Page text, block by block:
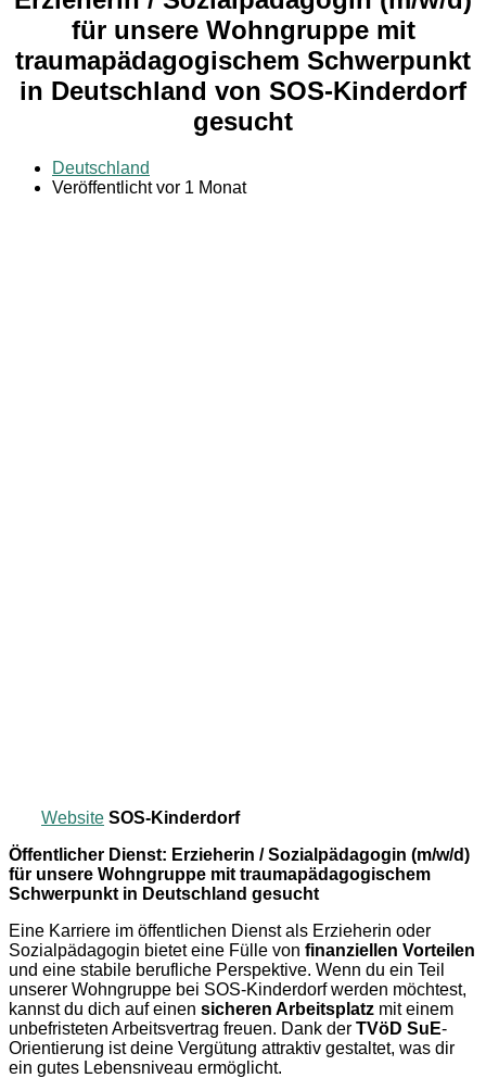
für unsere Wohngruppe mit
traumapädagogischem Schwerpunkt
in Deutschland von SOS-Kinderdorf
gesucht
Deutschland
Veröffentlicht vor 1 Monat
Website SOS-Kinderdorf
Öffentlicher Dienst: Erzieherin / Sozialpädagogin (m/w/d)
für unsere Wohngruppe mit traumapädagogischem
Schwerpunkt in Deutschland gesucht
Eine Karriere im öffentlichen Dienst als Erzieherin oder
Sozialpädagogin bietet eine Fülle von finanziellen Vorteilen
und eine stabile berufliche Perspektive. Wenn du ein Teil
unserer Wohngruppe bei SOS-Kinderdorf werden möchtest,
kannst du dich auf einen sicheren Arbeitsplatz mit einem
unbefristeten Arbeitsvertrag freuen. Dank der TVöD SuE-
Orientierung ist deine Vergütung attraktiv gestaltet, was dir
ein gutes Lebensniveau ermöglicht.